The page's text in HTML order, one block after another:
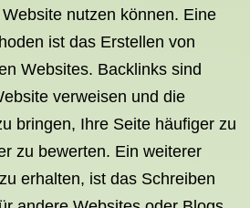
nutzen können. Eine
ist das Erstellen von
Websites. Backlinks sind
verweisen und die
bringen, Ihre Seite häufiger zu
zu bewerten. Ein weiterer
erhalten, ist das Schreiben